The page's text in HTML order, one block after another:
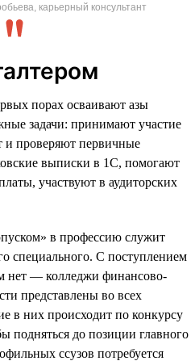
карьерный консультант
порах осваивают азы
задачи: принимают участие
и проверяют первичные
выписки в 1С, помогают
участвуют в аудиторских
в профессию служит
специального. С поступлением
нет — колледжи финансово-
представлены во всех
в них происходит по конкурсу
подняться до позиции главного
ссузов потребуется